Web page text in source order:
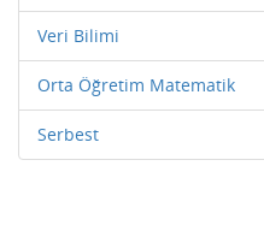
Veri Bilimi
Orta Öğretim Matematik
Serbest